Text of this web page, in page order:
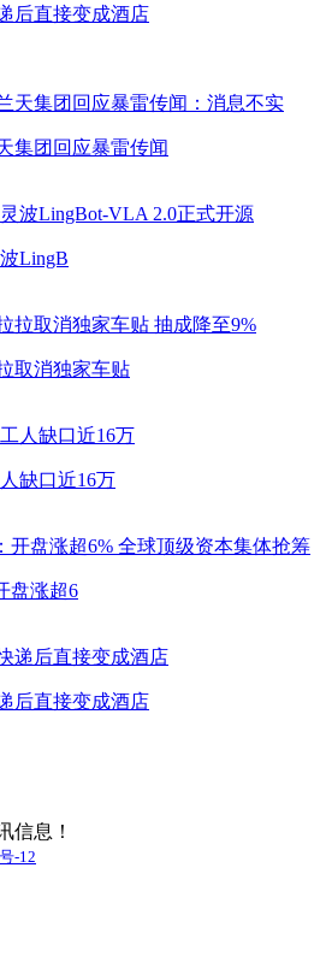
后直接变成酒店
集团回应暴雷传闻
LingB
取消独家车贴
缺口近16万
盘涨超6
后直接变成酒店
信息！
-12